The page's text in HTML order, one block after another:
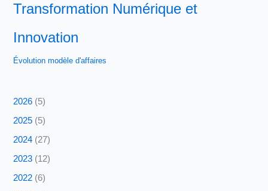
Transformation Numérique et
Innovation
Évolution modèle d'affaires
2026 (5)
2025 (5)
2024 (27)
2023 (12)
2022 (6)